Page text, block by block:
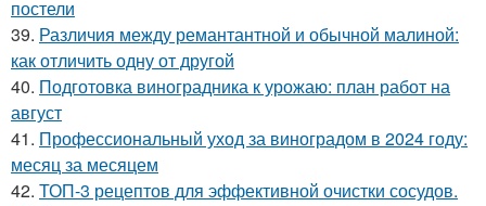
постели
39. Различия между ремантантной и обычной малиной:
как отличить одну от другой
40. Подготовка виноградника к урожаю: план работ на
август
41. Профессиональный уход за виноградом в 2024 году:
месяц за месяцем
42. ТОП-3 рецептов для эффективной очистки сосудов.